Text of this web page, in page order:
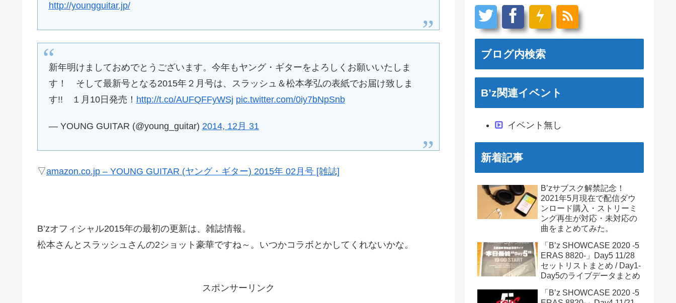
http://youngguitar.jp/
新年明けましておめでとうございます。今年もヤング・ギターをよろしくお願いいたしま
す！ そして最新号となる2015年２月号は、スラッシュ＆松本孝弘の表紙でお届け致しま
す!! １月10日発売！ http://t.co/AUFQFFyWSj pic.twitter.com/0iy7bNpSnb
— YOUNG GUITAR (@young_guitar) 2014, 12月 31
▽amazon.co.jp – YOUNG GUITAR (ヤング・ギター) 2015年 02月号 [雑誌]
B’zオフィシャル2015年の最初の更新は、雑誌情報。
松本さんとスラッシュさんの2ショット豪華ですね～。いつかコラボとかしてくれないかな。
スポンサーリンク
ブログ内検索
B’z関連イベント
イベント無し
新着記事
B’zサブスク解禁記念！
2021年5月現在で配信ダウ
ンロード購入・ストリーミ
ング再生が対応・未対応の
曲をまとめてみた。
「B’z SHOWCASE 2020 -5
ERAS 8820-」Day5 11/28
セットリストまとめ / Day1-
Day5のライブデータまとめ
「B’z SHOWCASE 2020 -5